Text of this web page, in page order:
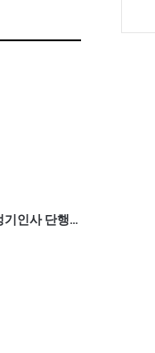
기인사 단행…